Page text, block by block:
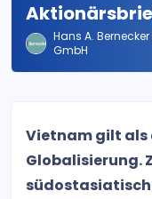
Hans A.
GmbH
Vietnam gilt als
Globalisierung.